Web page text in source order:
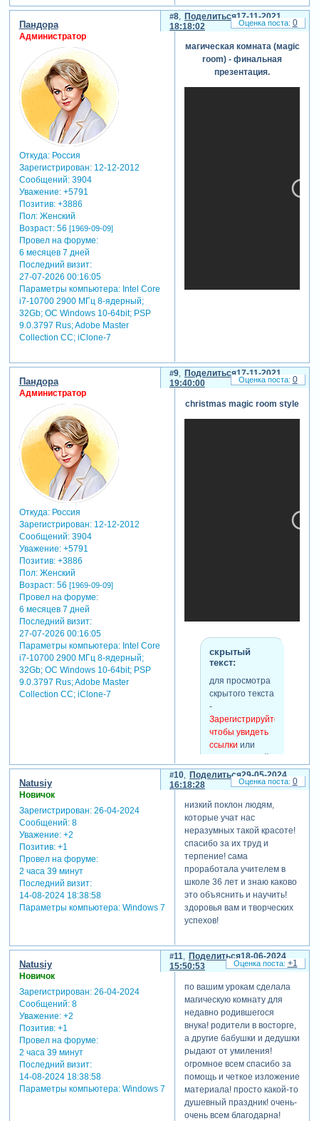
автоматическую
оптимизацию.
при загрузке
объектов код
смотрит
текущее
анимации!
декодировать
как есть, а уже
потом
уменьшать до
нужного
время и память.
“небо” у тебя
обычная rgb
картинка без
которая
сохранена в
jpeg, то
загрузилась бы
в 10 раз
быстрее, даже
если сохранить
оригинальный
пиксельный
размер.
все не
альфаканальные
картинки лучше
хранить в jpeg.
они будут
загружаться
намного
быстрее и
памяти, даже
если
добавляются
4. одинаковые
одного слайда
оптимизируются
автоматически -
Поделиться
8
17-11-2021
18:18:02
Пандора
Администратор
Откуда:Россия
Зарегистрирован: 12-12-2012
Сообщений:3904
Уважение: +5791
Позитив: +3886
Пол:Женский
Возраст:56 [1969-09-09]
Провел на форуме:
6 месяцев 7 дней
Последний визит:
27-07-2026 00:16:05
Параметры компьютера:Intel Core
i7-10700 2900 МГц 8-ядерный;
32Gb; ОС Windows 10-64bit; PSP
9.0.3797 Rus; Adobe Master
Collection СС; iClone-7
магическая комната (мagic
room) - финальная
презентация.
0
Поделиться
9
17-11-2021
19:40:00
Пандора
Администратор
Откуда:Россия
Зарегистрирован: 12-12-2012
Сообщений:3904
Уважение: +5791
Позитив: +3886
Пол:Женский
Возраст:56 [1969-09-09]
Провел на форуме:
6 месяцев 7 дней
Последний визит:
27-07-2026 00:16:05
Параметры компьютера:Intel Core
i7-10700 2900 МГц 8-ядерный;
32Gb; ОС Windows 10-64bit; PSP
9.0.3797 Rus; Adobe Master
Collection СС; iClone-7
christmas magic room style
скрытый
текст:
для просмотра
скрытого текста
-
Зарегистрируйтесь,
чтобы увидеть
ссылки или
0
Поделиться
10
29-05-2024
16:18:28
Natusiy
Новичок
Зарегистрирован: 26-04-2024
Сообщений:8
Уважение: +2
Позитив: +1
Провел на форуме:
2 часа 39 минут
Последний визит:
14-08-2024 18:38:58
Параметры компьютера:Windows 7
низкий поклон людям,
которые учат нас
неразумных такой красоте!
спасибо за их труд и
терпение! сама
проработала учителем в
школе 36 лет и знаю каково
это объяснить и научить!
здоровья вам и творческих
успехов!
0
Поделиться
11
18-06-2024
15:50:53
Natusiy
Новичок
Зарегистрирован: 26-04-2024
Сообщений:8
Уважение: +2
Позитив: +1
Провел на форуме:
2 часа 39 минут
Последний визит:
14-08-2024 18:38:58
Параметры компьютера:Windows 7
по вашим урокам сделала
магическую комнату для
недавно родившегося
внука! родители в восторге,
а другие бабушки и дедушки
рыдают от умиления!
огромное всем спасибо за
помощь и четкое изложение
материала! просто какой-то
душевный праздник! очень-
очень всем благодарна!
+1